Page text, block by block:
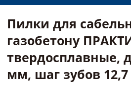
Пилки для
газобетону
твердосплавные,
мм, шаг зубов